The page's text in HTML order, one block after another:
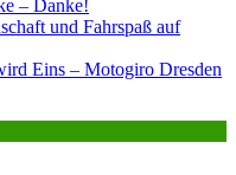
– Danke!
und Fahrspaß auf
Eins – Motogiro Dresden